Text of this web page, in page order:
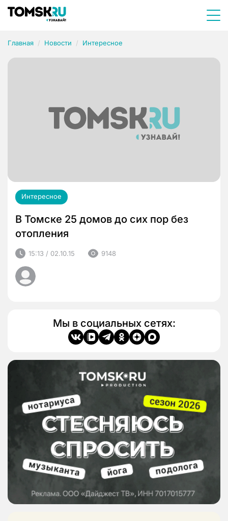
Главная Новости Интересное
Интересное
В Томске 25 домов до сих пор без
отопления
15:13 / 02.10.15 9148
Мы в социальных сетях: